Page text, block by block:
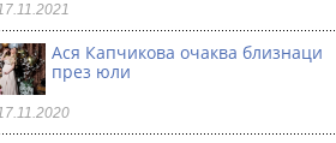
Ася Капчикова очаква близнаци
през юли